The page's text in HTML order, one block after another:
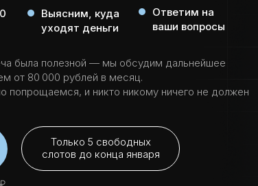
Только 5 свободных
слотов до конца января
была полезной — мы обсудим дальнейшее
от 80 000 рублей в месяц.
попрощаемся, и никто никому ничего не должен
Выясним, куда
уходят деньги
Ответим на
ваши вопросы